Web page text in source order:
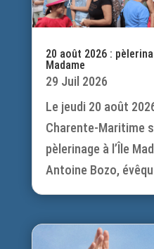
20 août 2026 :
Madame
29 Juil 2026
Le jeudi 20 août
Charente-Maritime
pèlerinage à l’Île
Antoine Bozo,